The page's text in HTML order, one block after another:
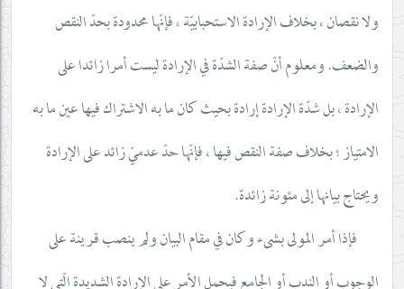
ولا نقصان ، بخلاف الإرادة الاستحبابيّة ، فإنّها محدودة بحدّ النقص
والضعف. ومعلوم أنّ صفة الشدّة في الإرادة ليست أمرا زائدا على
الإرادة ، بل شدّة الإرادة إرادة بحيث كان ما به الاشتراك فيها عين ما به
الامتياز ؛ بخلاف صفة النقص فيها ، فإنّها حدّ عدميّ زائد على الإرادة
ويحتاج بيانها إلى مئونة زائدة.
فإذا أمر المولى بشىء وكان في مقام البيان ولم ينصب قرينة على